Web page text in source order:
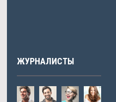
ЖУРНАЛИСТЫ